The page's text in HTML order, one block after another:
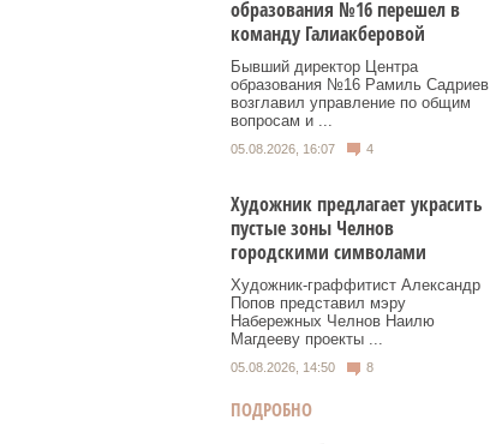
образования №16 перешел в
команду Галиакберовой
Бывший директор Центра
образования №16 Рамиль Садриев
возглавил управление по общим
вопросам и ...
05.08.2026, 16:07 4
Художник предлагает украсить
пустые зоны Челнов
городскими символами
Художник‑граффитист Александр
Попов представил мэру
Набережных Челнов Наилю
Магдееву проекты ...
05.08.2026, 14:50 8
ПОДРОБНО